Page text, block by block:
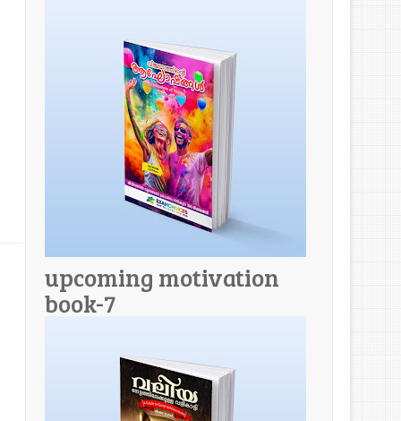
upcoming motivation
book-7